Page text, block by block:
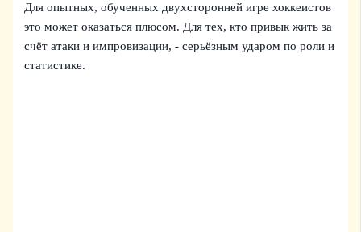
Для опытных, обученных двухсторонней игре хоккеистов
это может оказаться плюсом. Для тех, кто привык жить за
счёт атаки и импровизации, - серьёзным ударом по роли и
статистике.